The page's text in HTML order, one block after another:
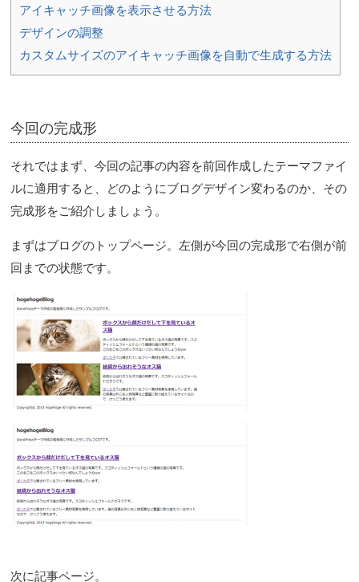
アイキャッチ画像を表示させる方法
デザインの調整
カスタムサイズのアイキャッチ画像を自動で生成する方法
今回の完成形
それではまず、今回の記事の内容を前回作成したテーマファイ
ルに適用すると、どのようにブログデザイン変わるのか、その
完成形をご紹介しましょう。
まずはブログのトップページ。左側が今回の完成形で右側が前
回までの状態です。
次に記事ページ。